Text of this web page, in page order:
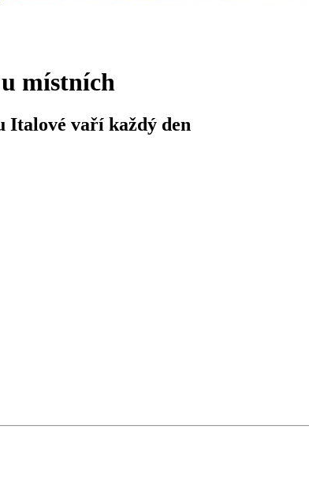
místních
vaří každý den